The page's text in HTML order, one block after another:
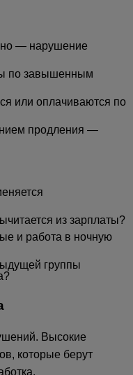
— нарушение
по завышенным
или оплачиваются по
продления —
из зарплаты?
и работа в ночную
группы
Высокие
которые берут